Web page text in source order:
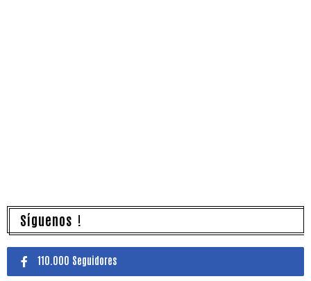
Síguenos !
110.000 Seguidores